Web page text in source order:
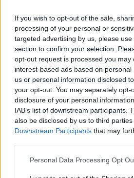
If you wish to opt-out of the sale,
processing of your personal or
targeted advertising by us, please
section to confirm your selection.
opt-out request is processed you may
interest-based ads based on
us or personal information disclosed
your opt-out. You may separately opt-
disclosure of your personal
IAB’s list of downstream participants.
also be disclosed by us to third
Downstream Participants that may
Personal Data Processing Opt
ΠΕΡΙΣΣΟΤΕΡΑ ΣΤΟ